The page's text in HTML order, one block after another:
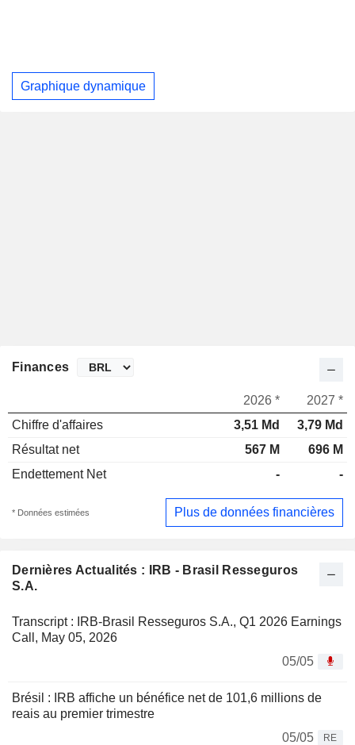
Graphique dynamique
Dernières Actualités : IRB - Brasil Resseguros
S.A.
Transcript : IRB-Brasil Resseguros S.A., Q1 2026 Earnings
Call, May 05, 2026
05/05
Brésil : IRB affiche un bénéfice net de 101,6 millions de
reais au premier trimestre
05/05
RE
Finances
2026 *
2027 *
Chiffre d'affaires
3,51 Md
3,79 Md
Résultat net
567 M
696 M
Endettement Net
- -
* Données estimées Plus de données financières